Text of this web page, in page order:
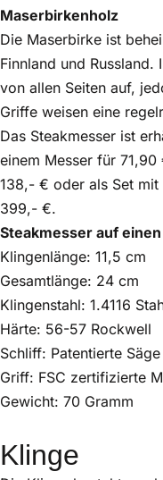
Maserbirkenholz
Die Maserbirke ist
Finnland und
von allen Seiten auf,
Griffe weisen eine
Das Steakmesser ist
einem Messer für
138,- € oder als Set mit
399,- €.
Steakmesser auf
Klingenlänge: 11,5 cm
Gesamtlänge: 24 cm
Klingenstahl: 1.4116
Härte: 56-57 Rockwell
Schliff: Patentierte Säge
Griff: FSC zertifizierte
Gewicht: 70 Gramm
Klinge